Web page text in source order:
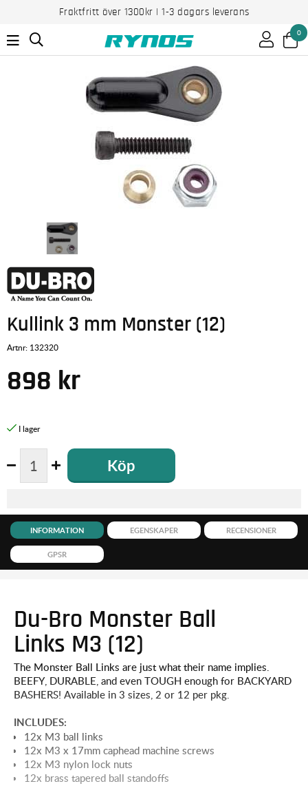
Fraktfritt över 1300kr | 1-3 dagars leverans
0
Kullink 3 mm Monster (12)
Artnr: 132320
898 kr
Köp
INFORMATION EGENSKAPER RECENSIONER
GPSR
Du-Bro Monster Ball
Links M3 (12)
The Monster Ball Links are just what their name implies.
BEEFY, DURABLE, and even TOUGH enough for BACKYARD
BASHERS! Available in 3 sizes, 2 or 12 per pkg.
INCLUDES:
12x M3 ball links
12x M3 x 17mm caphead machine screws
12x M3 nylon lock nuts
12x brass tapered ball standoffs